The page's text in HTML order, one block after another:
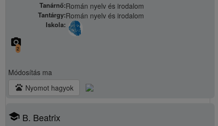
Tanárnő:Román nyelv és irodalom
Tantárgy:Román nyelv és irodalom
Iskola:
camera_alt
2
Módosítás ma
pets Nyomot hagyok
school B. Beatrix